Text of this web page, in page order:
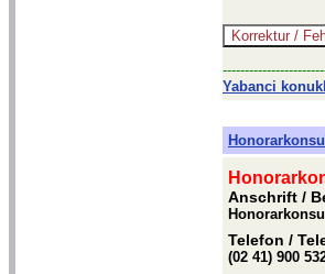
Yabanci
Anschrift /
Telefon /
(02 41) 900